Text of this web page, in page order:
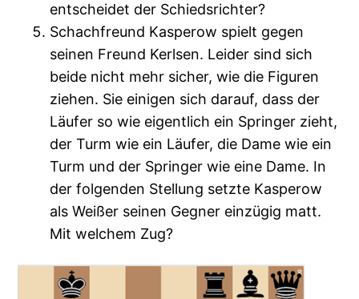
entscheidet der Schiedsrichter?
Schachfreund Kasperow spielt gegen
seinen Freund Kerlsen. Leider sind sich
beide nicht mehr sicher, wie die Figuren
ziehen. Sie einigen sich darauf, dass der
Läufer so wie eigentlich ein Springer zieht,
der Turm wie ein Läufer, die Dame wie ein
Turm und der Springer wie eine Dame. In
der folgenden Stellung setzte Kasperow
als Weißer seinen Gegner einzügig matt.
Mit welchem Zug?